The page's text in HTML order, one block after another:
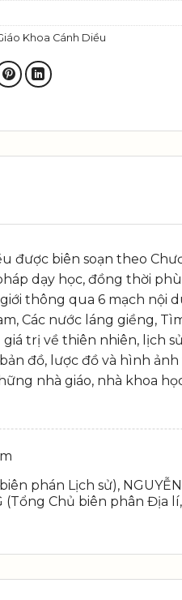
Khoa Cánh Diều
được biên soạn theo
dạy học, đồng thời
thông qua 6 mạch
Các nước láng giềng,
trị về thiên nhiên, lịch
đồ, lược đồ và hình
nhà giáo, nhà khoa
phán Lịch sử),
(Tổng Chủ biên phân Địa